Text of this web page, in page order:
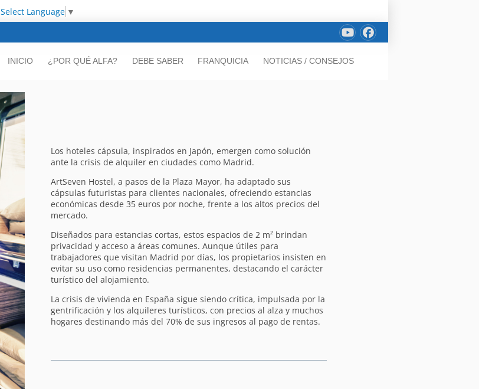
Select Language ▼
INICIO ¿POR QUÉ ALFA? DEBE SABER FRANQUICIA NOTICIAS / CONSEJOS
Los hoteles cápsula, inspirados en Japón, emergen como solución
ante la crisis de alquiler en ciudades como Madrid.
ArtSeven Hostel, a pasos de la Plaza Mayor, ha adaptado sus
cápsulas futuristas para clientes nacionales, ofreciendo estancias
económicas desde 35 euros por noche, frente a los altos precios del
mercado.
Diseñados para estancias cortas, estos espacios de 2 m² brindan
privacidad y acceso a áreas comunes. Aunque útiles para
trabajadores que visitan Madrid por días, los propietarios insisten en
evitar su uso como residencias permanentes, destacando el carácter
turístico del alojamiento.
La crisis de vivienda en España sigue siendo crítica, impulsada por la
gentrificación y los alquileres turísticos, con precios al alza y muchos
hogares destinando más del 70% de sus ingresos al pago de rentas.